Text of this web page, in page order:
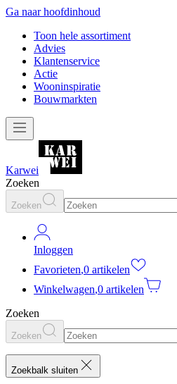
Ga naar hoofdinhoud
Toon hele assortiment
Advies
Klantenservice
Actie
Wooninspiratie
Bouwmarkten
Karwei
Zoeken
Zoeken
Inloggen
Favorieten,0 artikelen
Winkelwagen,0 artikelen
Zoeken
Zoeken
Zoekbalk sluiten